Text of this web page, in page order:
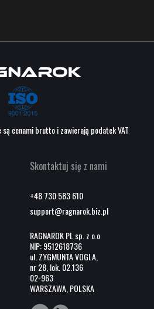
cenami brutto i zawierają podatek VAT
Skontaktuj się z nami
+48 730 583 610
support@ragnarok.biz.pl
RAGNAROK PL sp. z o.o
NIP: 9512618736
ul. ZYGMUNTA VOGLA,
nr 28, lok. 02.136
02-963
WARSZAWA, POLSKA